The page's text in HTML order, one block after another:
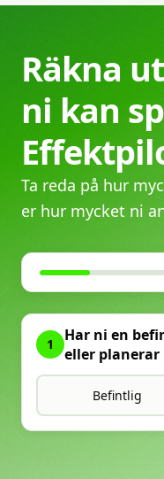
Räkna ut
ni kan
Ta reda på hur
er hur mycket ni
1
Har ni en
eller planerar
Befintlig